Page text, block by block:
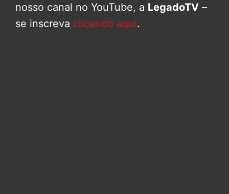
nosso canal no YouTube, a LegadoTV –
se inscreva clicando aqui.